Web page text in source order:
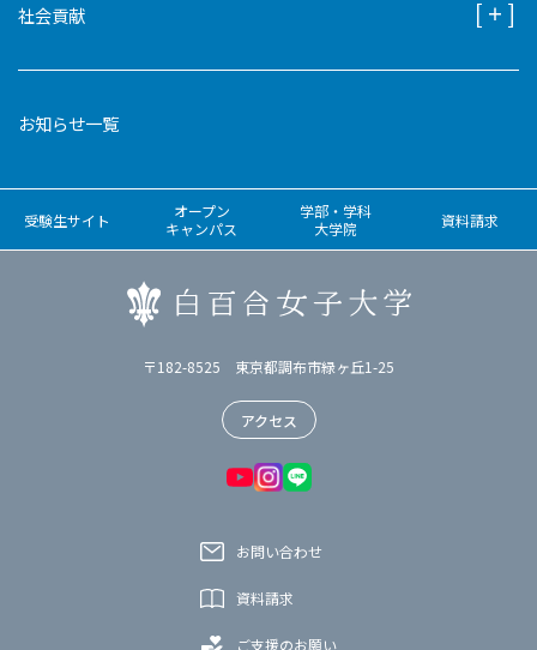
社会貢献
お知らせ一覧
受験生サイト
オープン
キャンパス
学部・学科
大学院
資料請求
〒182-8525 東京都調布市緑ヶ丘1-25
アクセス
お問い合わせ
資料請求
ご支援のお願い